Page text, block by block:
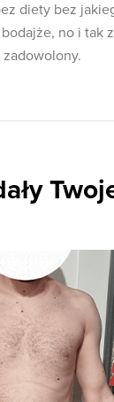
diety bez
no i tak
zadowolony.